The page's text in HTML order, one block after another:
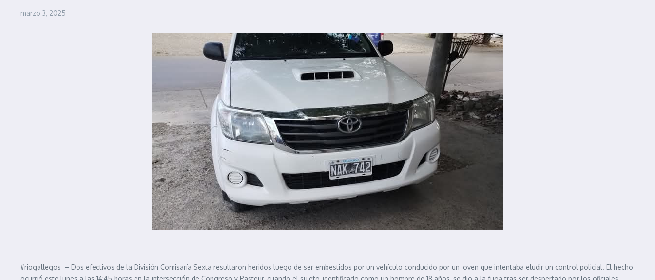
marzo 3, 2025
#riogallegos – Dos efectivos de la División Comisaría Sexta resultaron heridos luego de ser embestidos por un vehículo conducido por un joven que intentaba eludir un control policial. El hecho
ocurrió este lunes a las 14:45 horas en la intersección de Congreso y Pasteur, cuando el sujeto, identificado como un hombre de 18 años, se dio a la fuga tras ser despertado por los oficiales